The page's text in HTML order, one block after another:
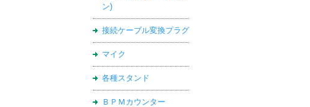
ン)
接続ケーブル変換プラグ
マイク
各種スタンド
ＢＰＭカウンター